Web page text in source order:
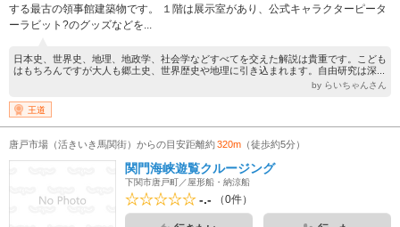
する最古の領事館建築物です。 １階は展示室があり、公式キャラクターピータ
ーラビット?のグッズなどを...
日本史、世界史、地理、地政学、社会学などすべてを交えた解説は貴重です。こども
はもちろんですが大人も郷土史、世界歴史や地理に引き込まれます。自由研究は深...
by らいちゃんさん
王道
唐戸市場（活きいき馬関街）からの目安距離約320m （徒歩約5分）
関門海峡遊覧クルージング
下関市唐戸町／屋形船・納涼船
-.- （0件）